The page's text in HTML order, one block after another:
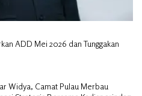
ADD Mei 2026 dan Tunggakan
Widya, Camat Pulau Merbau